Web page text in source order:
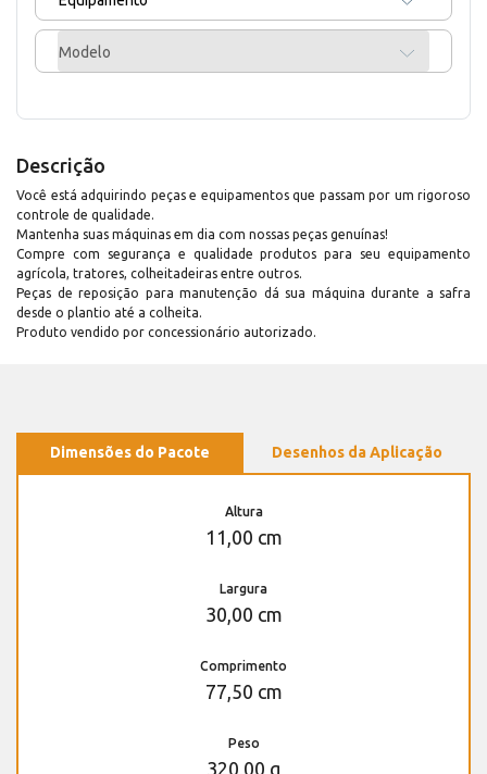
Modelo
Descrição
Você está adquirindo peças e equipamentos que passam por um rigoroso
controle de qualidade.
Mantenha suas máquinas em dia com nossas peças genuínas!
Compre com segurança e qualidade produtos para seu equipamento
agrícola, tratores, colheitadeiras entre outros.
Peças de reposição para manutenção dá sua máquina durante a safra
desde o plantio até a colheita.
Produto vendido por concessionário autorizado.
Dimensões do Pacote Desenhos da Aplicação
Altura
11,00 cm
Largura
30,00 cm
Comprimento
77,50 cm
Peso
320,00 g